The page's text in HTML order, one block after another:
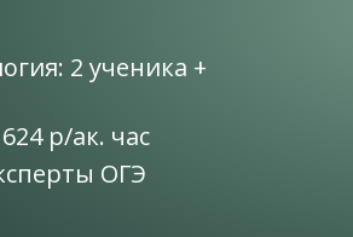
2 ученика +
р/ак. час
ОГЭ